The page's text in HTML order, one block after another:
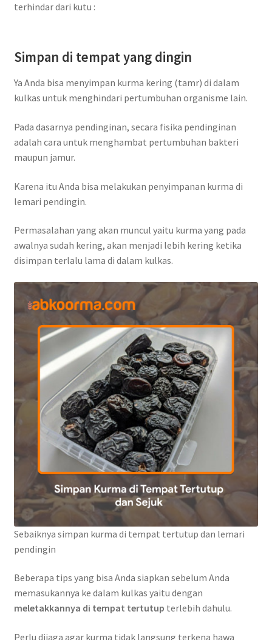
terhindar dari kutu :
Simpan di tempat yang dingin
Ya Anda bisa menyimpan kurma kering (tamr) di dalam
kulkas untuk menghindari pertumbuhan organisme lain.
Pada dasarnya pendinginan, secara fisika pendinginan
adalah cara untuk menghambat pertumbuhan bakteri
maupun jamur.
Karena itu Anda bisa melakukan penyimpanan kurma di
lemari pendingin.
Permasalahan yang akan muncul yaitu kurma yang pada
awalnya sudah kering, akan menjadi lebih kering ketika
disimpan terlalu lama di dalam kulkas.
Sebaiknya simpan kurma di tempat tertutup dan lemari
pendingin
Beberapa tips yang bisa Anda siapkan sebelum Anda
memasukannya ke dalam kulkas yaitu dengan
meletakkannya di tempat tertutup terlebih dahulu.
Perlu dijaga agar kurma tidak langsung terkena hawa